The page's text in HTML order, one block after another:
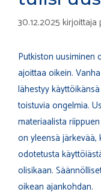
30.12.2025 kirjoittaja
Putkiston uusiminen
ajoittaa oikein.
lähestyy
toistuvia ongelmia.
materiaalista
on yleensä
odotetusta
olisikaan.
oikean ajankohdan.